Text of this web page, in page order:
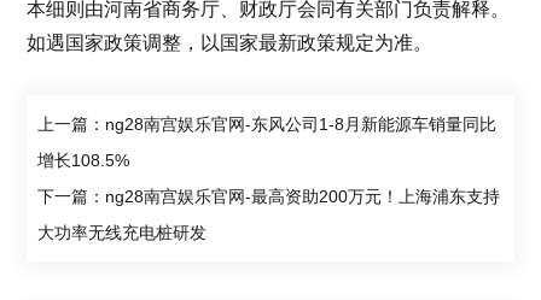
本细则由河南省商务厅、财政厅会同有关部门负责解释。
如遇国家政策调整，以国家最新政策规定为准。
上一篇：ng28南宫娱乐官网-东风公司1-8月新能源车销量同比
增长108.5%
下一篇：ng28南宫娱乐官网-最高资助200万元！上海浦东支持
大功率无线充电桩研发